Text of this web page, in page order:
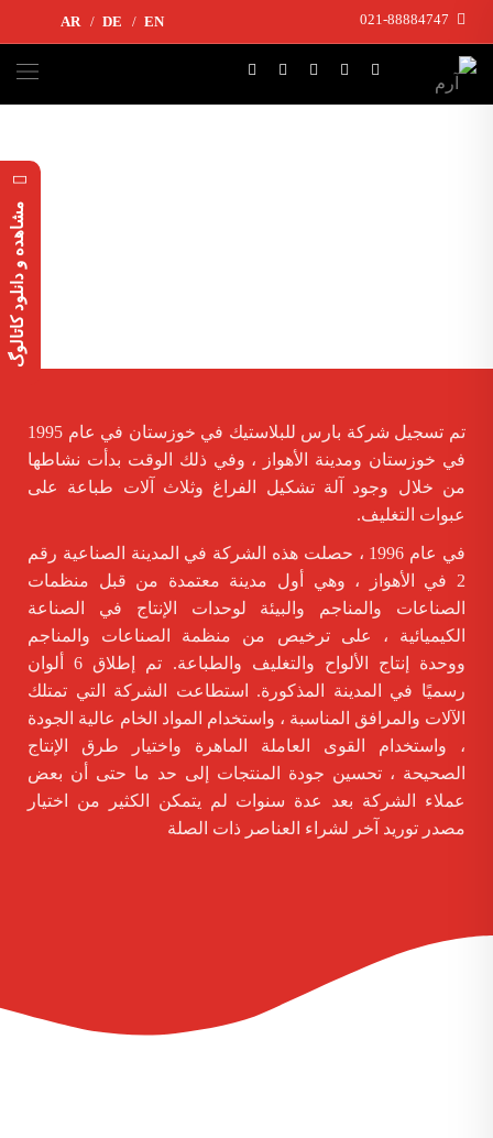
021-88884747
EN
DE
AR
تم تسجيل شركة بارس للبلاستيك في خوزستان في عام 1995
في خوزستان ومدينة الأهواز ، وفي ذلك الوقت بدأت نشاطها
من خلال وجود آلة تشكيل الفراغ وثلاث آلات طباعة على
عبوات التغليف.
في عام 1996 ، حصلت هذه الشركة في المدينة الصناعية رقم
2 في الأهواز ، وهي أول مدينة معتمدة من قبل منظمات
الصناعات والمناجم والبيئة لوحدات الإنتاج في الصناعة
الكيميائية ، على ترخيص من منظمة الصناعات والمناجم
ووحدة إنتاج الألواح والتغليف والطباعة. تم إطلاق 6 ألوان
رسميًا في المدينة المذكورة. استطاعت الشركة التي تمتلك
الآلات والمرافق المناسبة ، واستخدام المواد الخام عالية الجودة
، واستخدام القوى العاملة الماهرة واختيار طرق الإنتاج
الصحيحة ، تحسين جودة المنتجات إلى حد ما حتى أن بعض
عملاء الشركة بعد عدة سنوات لم يتمكن الكثير من اختيار
مصدر توريد آخر لشراء العناصر ذات الصلة
مشاهده و دانلود کاتالوگ